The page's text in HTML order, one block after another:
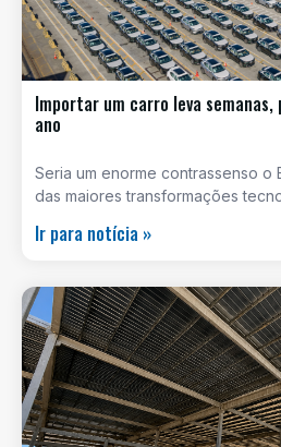
Importar um carro leva semanas,
ano
Seria um enorme contrassenso o
das maiores transformações
Ir para notícia »